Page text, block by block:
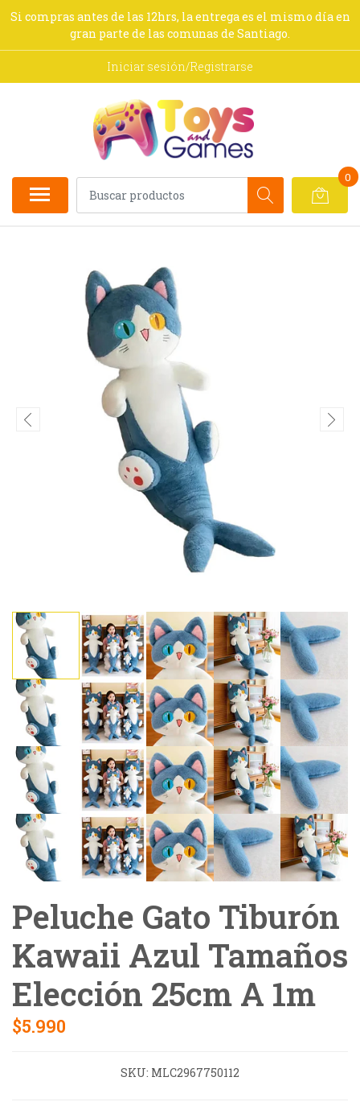
Si compras antes de las 12hrs, la entrega es el mismo día en
gran parte de las comunas de Santiago.
Iniciar sesión/Registrarse
0
Peluche Gato Tiburón
Kawaii Azul Tamaños
Elección 25cm A 1m
$5.990
SKU: MLC2967750112